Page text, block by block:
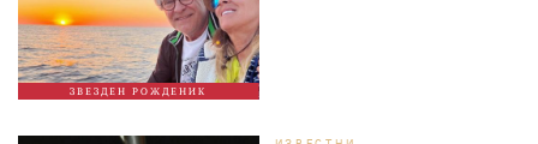
ЗВЕЗДЕН РОЖДЕНИК